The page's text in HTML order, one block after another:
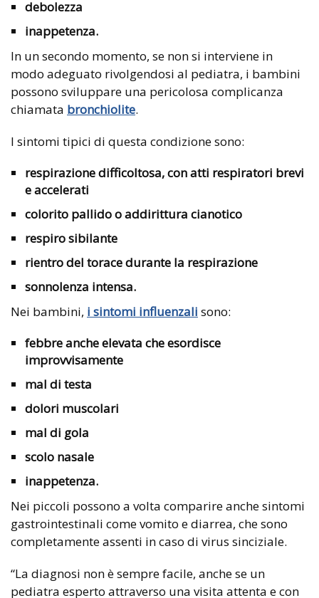
debolezza
inappetenza.
In un secondo momento, se non si interviene in
modo adeguato rivolgendosi al pediatra, i bambini
possono sviluppare una pericolosa complicanza
chiamata bronchiolite.
I sintomi tipici di questa condizione sono:
respirazione difficoltosa, con atti respiratori brevi
e accelerati
colorito pallido o addirittura cianotico
respiro sibilante
rientro del torace durante la respirazione
sonnolenza intensa.
Nei bambini, i sintomi influenzali sono:
febbre anche elevata che esordisce
improvvisamente
mal di testa
dolori muscolari
mal di gola
scolo nasale
inappetenza.
Nei piccoli possono a volta comparire anche sintomi
gastrointestinali come vomito e diarrea, che sono
completamente assenti in caso di virus sinciziale.
“La diagnosi non è sempre facile, anche se un
pediatra esperto attraverso una visita attenta e con